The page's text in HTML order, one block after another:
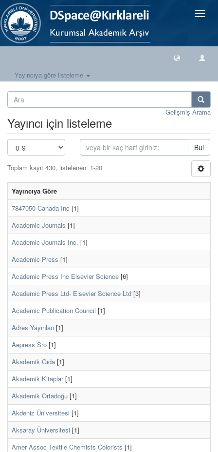
Geçiş
Yayıncıya göre listeleme
Gelişmiş Arama
Yayıncı için listeleme
Bul
Toplam kayıt 430, listelenen: 1-20
Yayıncıya Göre
7847050 Canada Inc [1]
Academic Journals [1]
Academic Journals Inc. [1]
Academic Press [1]
Academic Press Inc Elsevier Science [6]
Academic Press Ltd- Elsevier Science Ltd [3]
Academic Publication Council [1]
Adres Yayınları [1]
Aepress Sro [1]
Akademik Gıda [1]
Akademik Kitaplar[1]
Akademik Ortadoğu [1]
Akdeniz Üniversitesi [1]
Aksaray Üniversitesi [1]
Amer Assoc Textile Chemists Colorists [1]